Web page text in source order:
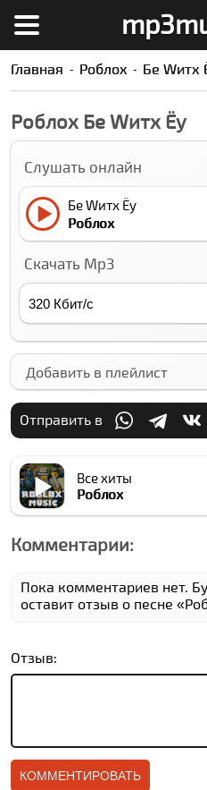
Главная Роблоx Бе Wитх
Роблоx Бе Wитх Ёу
Слушать онлайн
Бе Wитх Ёу
Роблоx
Скачать Mp3
Добавить в плейлист
Отправить в
Все хиты
Роблоx
Комментарии:
Пока комментариев нет.
оставит отзыв о песне
Отзыв: